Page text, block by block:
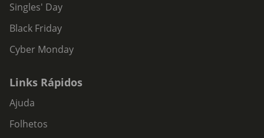
Singles' Day
Black Friday
Cyber Monday
Links Rápidos
Ajuda
Folhetos